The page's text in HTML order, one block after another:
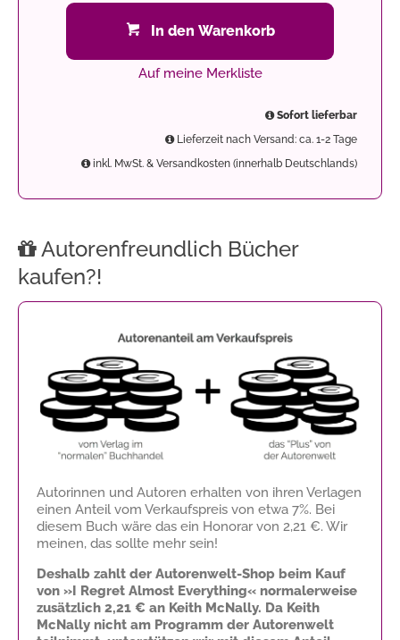
In den Warenkorb
Auf meine Merkliste
Sofort lieferbar
Lieferzeit nach Versand: ca. 1-2 Tage
inkl. MwSt. & Versandkosten (innerhalb Deutschlands)
Autorenfreundlich Bücher
kaufen?!
Autorinnen und Autoren erhalten von ihren Verlagen
einen Anteil vom Verkaufspreis von etwa 7%. Bei
diesem Buch wäre das ein Honorar von 2,21 €. Wir
meinen, das sollte mehr sein!
Deshalb zahlt der Autorenwelt-Shop beim Kauf
von »I Regret Almost Everything« normalerweise
zusätzlich 2,21 € an Keith McNally. Da Keith
McNally nicht am Programm der Autorenwelt